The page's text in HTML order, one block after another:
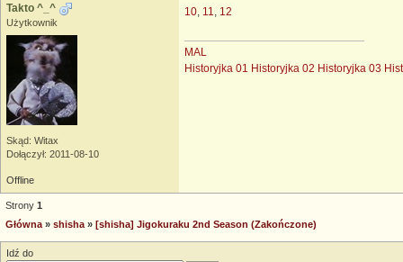
Takto ^_^
Użytkownik
Skąd: Witax
Dołączył: 2011-08-10
10 11 12
MAL
Historyjka 01 Historyjka 02 Historyjka 03
Offline
Strony 1
Główna » shisha » [shisha] Jigokuraku 2nd Season (Zakończone)
Idź do